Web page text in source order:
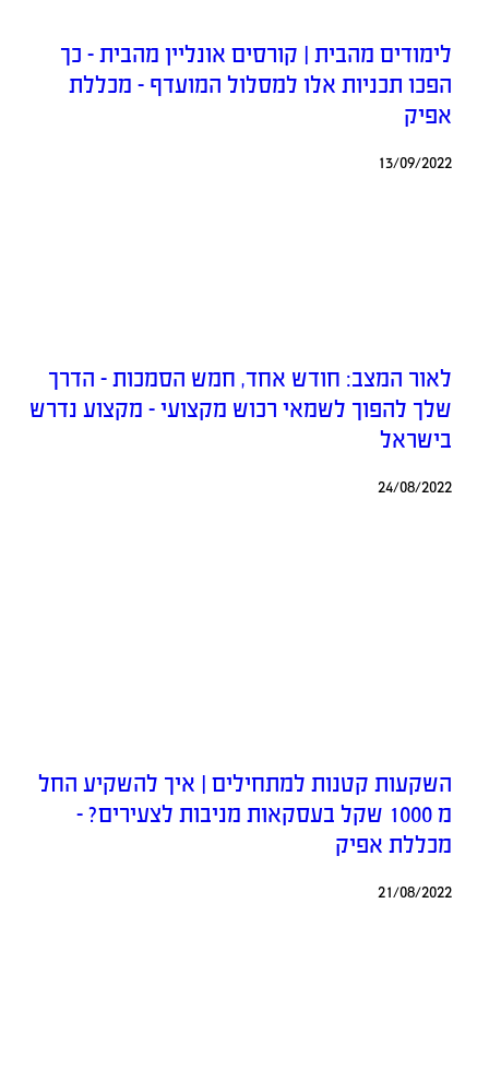
לימודים מהבית | קורסים אונליין מהבית – כך
הפכו תכניות אלו למסלול המועדף – מכללת
אפיק
13/09/2022
לאור המצב: חודש אחד, חמש הסמכות – הדרך
שלך להפוך לשמאי רכוש מקצועי – מקצוע נדרש
בישראל
24/08/2022
השקעות קטנות למתחילים | איך להשקיע החל
מ 1000 שקל בעסקאות מניבות לצעירים? –
מכללת אפיק
21/08/2022